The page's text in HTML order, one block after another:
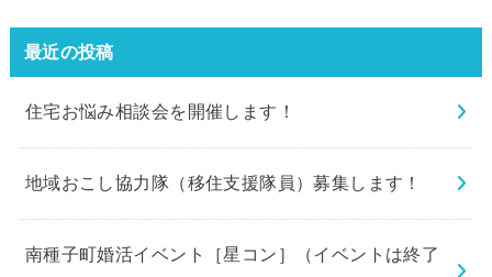
最近の投稿
住宅お悩み相談会を開催します！
地域おこし協力隊（移住支援隊員）募集します！
南種子町婚活イベント［星コン］（イベントは終了